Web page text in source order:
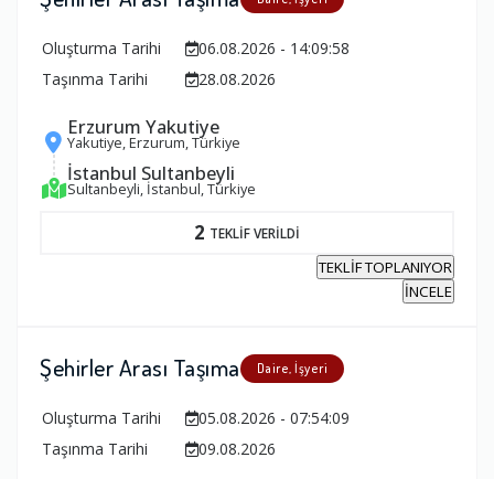
Oluşturma Tarihi
06.08.2026 - 14:09:58
Taşınma Tarihi
28.08.2026
Erzurum Yakutiye
Yakutiye, Erzurum, Türkiye
İstanbul Sultanbeyli
Sultanbeyli, İstanbul, Türkiye
2 TEKLİF VERİLDİ
TEKLİF TOPLANIYOR
İNCELE
Şehirler Arası Taşıma Daire, İşyeri
Oluşturma Tarihi
05.08.2026 - 07:54:09
Taşınma Tarihi
09.08.2026